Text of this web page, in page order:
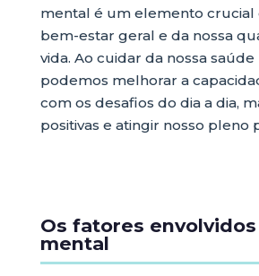
mental é um elemento crucial
bem-estar geral e da nossa
vida. Ao cuidar da nossa
podemos melhorar a
com os desafios do dia a dia,
positivas e atingir nosso pleno
Os fatores
mental